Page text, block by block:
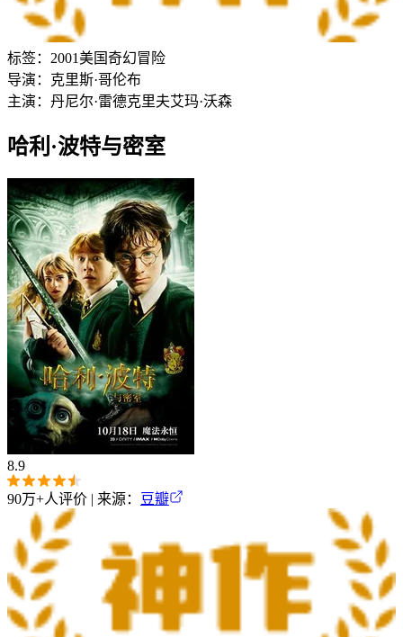
标签： 2001美国奇幻冒险
导演： 克里斯·哥伦布
主演： 丹尼尔·雷德克里夫艾玛·沃森
哈利·波特与密室
8.9
90万+人评价 | 来源： 豆瓣